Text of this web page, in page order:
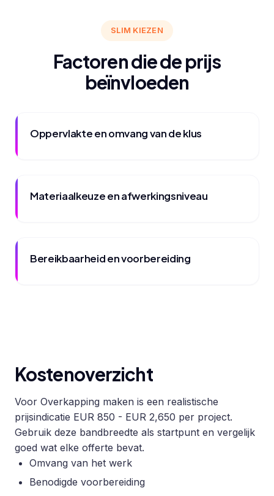
SLIM KIEZEN
Factoren die de prijs
beïnvloeden
Oppervlakte en omvang van de klus
Materiaalkeuze en afwerkingsniveau
Bereikbaarheid en voorbereiding
Kostenoverzicht
Voor Overkapping maken is een realistische
prijsindicatie EUR 850 - EUR 2,650 per project.
Gebruik deze bandbreedte als startpunt en vergelijk
goed wat elke offerte bevat.
Omvang van het werk
Benodigde voorbereiding